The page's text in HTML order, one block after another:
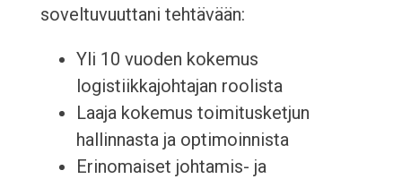
soveltuvuuttani tehtävään:
Yli 10 vuoden kokemus
logistiikkajohtajan roolista
Laaja kokemus toimitusketjun
hallinnasta ja optimoinnista
Erinomaiset johtamis- ja